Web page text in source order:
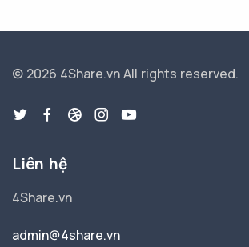
© 2026 4Share.vnAll rights reserved.
Liên hệ
4Share.vn
admin@4share.vn